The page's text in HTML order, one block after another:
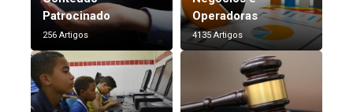
Patrocinado
256 Artigos
Operadoras
4135 Artigos